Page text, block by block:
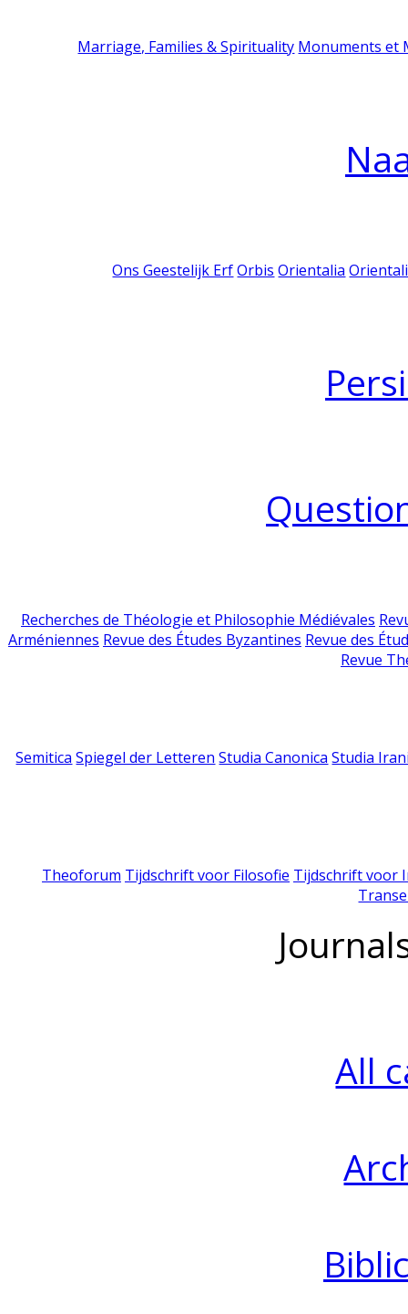
Marriage, Families & Spirituality Monuments et
Ons Geestelijk Erf Orbis Orientalia
Recherches de Théologie et Philosophie Médiévales
Arméniennes Revue des Études Byzantines Revue des
Revue
Semitica Spiegel der Letteren Studia Canonica Studia
Theoforum Tijdschrift voor Filosofie Tijdschrift voor
All